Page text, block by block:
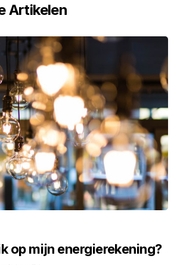
Artikelen
op mijn energierekening?